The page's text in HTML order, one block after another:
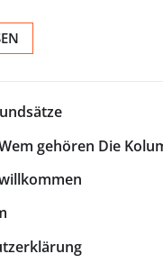
gehören Die